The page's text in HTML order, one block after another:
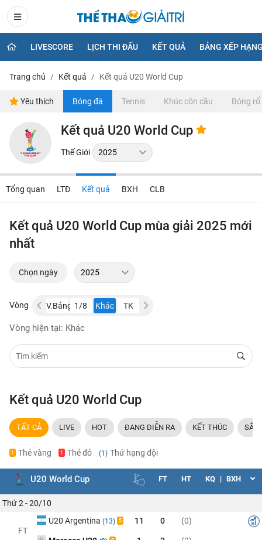
LIVESCORE LỊCH THI ĐẤU KẾT QUẢ BẢNG XẾP
Trang chủ Kết quả Kết quả U20 World Cup
Yêu thích Bóng đá Tennis Khúc côn cầu Bóng rổ
Kết quả U20 World Cup
Thế Giới
Tổng quan LTĐ Kết quả BXH CLB
Kết quả U20 World Cup mùa giải 2025 mới
nhất
Chọn ngày
Vòng
BK CK V.Bảng 1/8 Khác TK BK
Vòng hiện tại: Khác
Kết quả U20 World Cup
TẤT CẢ LIVE HOT ĐANG DIỄN RA KẾT THÚC SẮP
1 Thẻ vàng 1 Thẻ đỏ (1) Thứ hạng đội
U20 World Cup FT HT KQ | BXH
Thứ 2 - 20/10
FT
U20 Argentina (13) 5 11 0 (0)